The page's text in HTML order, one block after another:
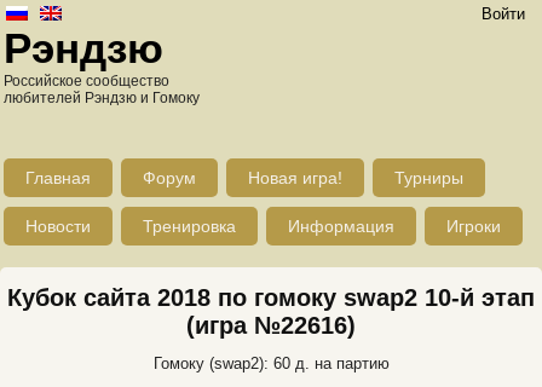
Войти
Рэндзю
Российское сообщество
любителей Рэндзю и Гомоку
Главная Форум Новая игра! Турниры
Новости Тренировка Информация Игроки
Кубок сайта 2018 по гомоку swap2 10-й этап
(игра №22616)
Гомоку (swap2): 60 д. на партию